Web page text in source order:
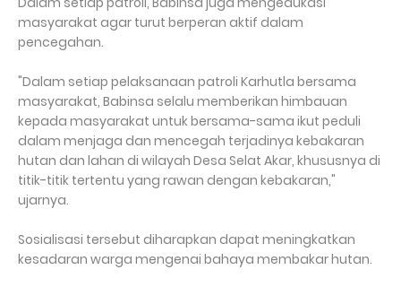
masyarakat agar turut berperan aktif dalam
pencegahan.
"Dalam setiap pelaksanaan patroli Karhutla bersama
masyarakat, Babinsa selalu memberikan himbauan
kepada masyarakat untuk bersama-sama ikut peduli
dalam menjaga dan mencegah terjadinya kebakaran
hutan dan lahan di wilayah Desa Selat Akar, khususnya di
titik-titik tertentu yang rawan dengan kebakaran,"
ujarnya.
Sosialisasi tersebut diharapkan dapat meningkatkan
kesadaran warga mengenai bahaya membakar hutan.